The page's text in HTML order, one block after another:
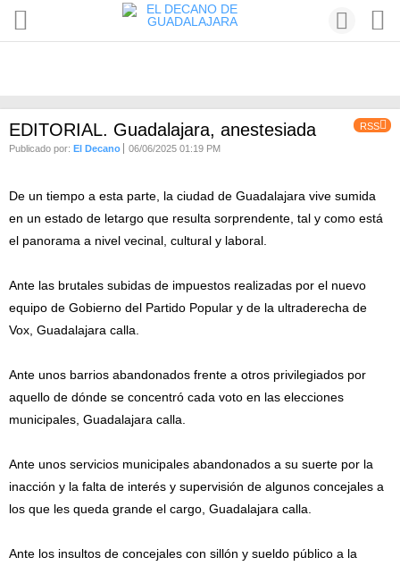
RSS
EDITORIAL. Guadalajara, anestesiada
Publicado por: El Decano 06/06/2025 01:19 PM
De un tiempo a esta parte, la ciudad de Guadalajara vive sumida
en un estado de letargo que resulta sorprendente, tal y como está
el panorama a nivel vecinal, cultural y laboral.
Ante las brutales subidas de impuestos realizadas por el nuevo
equipo de Gobierno del Partido Popular y de la ultraderecha de
Vox, Guadalajara calla.
Ante unos barrios abandonados frente a otros privilegiados por
aquello de dónde se concentró cada voto en las elecciones
municipales, Guadalajara calla.
Ante unos servicios municipales abandonados a su suerte por la
inacción y la falta de interés y supervisión de algunos concejales a
los que les queda grande el cargo, Guadalajara calla.
Ante los insultos de concejales con sillón y sueldo público a la